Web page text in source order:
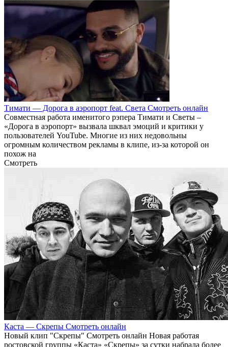
Тимати — Дорога в аэропорт feat. Света Смотреть онлайн
Совместная работа именитого рэпера Тимати и Светы –
«Дорога в аэропорт» вызвала шквал эмоций и критики у
пользователей YouTube. Многие из них недовольны
огромным количеством рекламы в клипе, из-за которой он
похож на
Смотреть
Каста — Скрепы Смотреть онлайн
Новый клип "Скрепы" Смотреть онлайн Новая работая
ростовской группы «Каста» «Скрепы» за сутки набрала более